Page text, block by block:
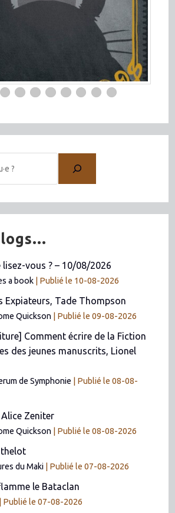
lisez-vous ? – 10/08/2026
a book Publié le 10-08-2026
Expiateurs, Tade Thompson
Quickson Publié le 09-08-2026
Comment écrire de la Fiction
des jeunes manuscrits, Lionel
de Symphonie
Publié le 08-08-
Alice Zeniter
Quickson Publié le 08-08-2026
du Maki Publié le 07-08-2026
le Bataclan
Publié le 07-08-2026